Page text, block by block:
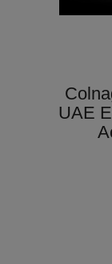
UAE